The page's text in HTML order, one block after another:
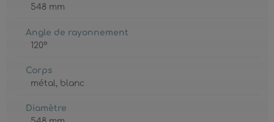
548 mm
Angle de rayonnement
120°
Corps
métal , blanc
Diamètre